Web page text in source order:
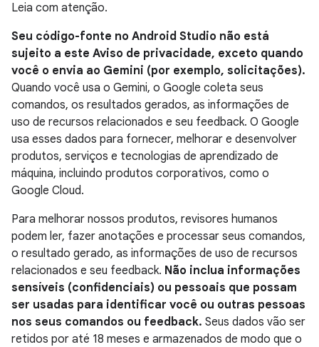
Leia com atenção.
Seu código-fonte no Android Studio não está
sujeito a este Aviso de privacidade, exceto quando
você o envia ao Gemini (por exemplo, solicitações).
Quando você usa o Gemini, o Google coleta seus
comandos, os resultados gerados, as informações de
uso de recursos relacionados e seu feedback. O Google
usa esses dados para fornecer, melhorar e desenvolver
produtos, serviços e tecnologias de aprendizado de
máquina, incluindo produtos corporativos, como o
Google Cloud.
Para melhorar nossos produtos, revisores humanos
podem ler, fazer anotações e processar seus comandos,
o resultado gerado, as informações de uso de recursos
relacionados e seu feedback. Não inclua informações
sensíveis (confidenciais) ou pessoais que possam
ser usadas para identificar você ou outras pessoas
nos seus comandos ou feedback. Seus dados vão ser
retidos por até 18 meses e armazenados de modo que o